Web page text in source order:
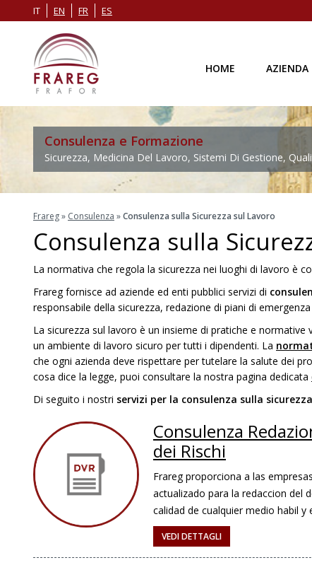
IT EN FR ES
HOME AZIENDA
Consulenza e Formazione
Sicurezza, Medicina Del Lavoro, Sistemi Di Gestione,
Frareg» Consulenza »Consulenza sulla Sicurezza sul Lavoro
Consulenza sulla
La normativa che regola la sicurezza nei luoghi di lavoro è
Frareg fornisce ad aziende ed enti pubblici servizi di
responsabile della sicurezza, redazione di piani di
La sicurezza sul lavoro è un insieme di pratiche e
un ambiente di lavoro sicuro per tutti i dipendenti. La
che ogni azienda deve rispettare per tutelare la salute dei
cosa dice la legge, puoi consultare la nostra pagina dedicata
Di seguito i nostri servizi per la consulenza sulla
Consulenza
dei Rischi
Frareg proporciona a las
actualizado para la redaccion del
calidad de cualquier medio habil
VEDI DETTAGLI